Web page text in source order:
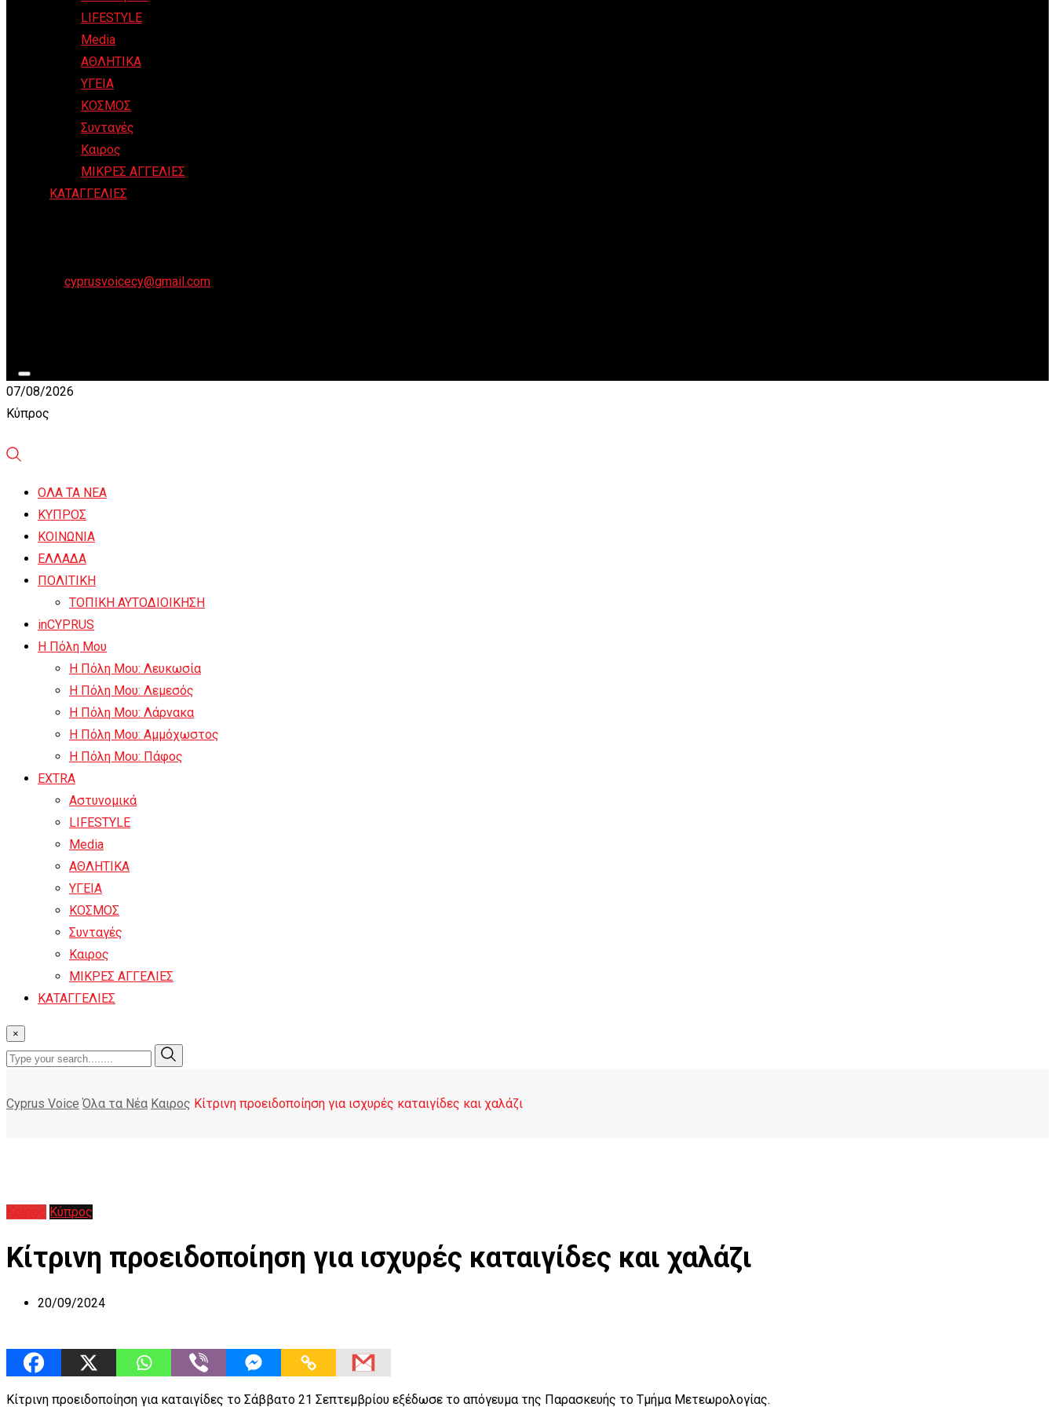
LIFESTYLE
Media
ΑΘΛΗΤΙΚΑ
ΥΓΕΙΑ
ΚΟΣΜΟΣ
Συνταγές
Καιρος
ΜΙΚΡΕΣ ΑΓΓΕΛΙΕΣ
ΚΑΤΑΓΓΕΛΙΕΣ
cyprusvoicecy@gmail.com
07/08/2026
Κύπρος
ΟΛΑ ΤΑ ΝΕΑ
ΚΥΠΡΟΣ
ΚΟΙΝΩΝΙΑ
ΕΛΛΑΔΑ
ΠΟΛΙΤΙΚΗ
ΤΟΠΙΚΗ ΑΥΤΟΔΙΟΙΚΗΣΗ
inCYPRUS
Η Πόλη Μου
Η Πόλη Μου: Λευκωσία
Η Πόλη Μου: Λεμεσός
Η Πόλη Μου: Λάρνακα
Η Πόλη Μου: Αμμόχωστος
Η Πόλη Μου: Πάφος
EXTRA
Αστυνομικά
LIFESTYLE
Media
ΑΘΛΗΤΙΚΑ
ΥΓΕΙΑ
ΚΟΣΜΟΣ
Συνταγές
Καιρος
ΜΙΚΡΕΣ ΑΓΓΕΛΙΕΣ
ΚΑΤΑΓΓΕΛΙΕΣ
×
Cyprus Voice Όλα τα Νέα Καιρος Κίτρινη προειδοποίηση για ισχυρές καταιγίδες και χαλάζι
Καιρος Κύπρος
Κίτρινη προειδοποίηση για ισχυρές καταιγίδες και χαλάζι
20/09/2024
Κίτρινη προειδοποίηση για καταιγίδες το Σάββατο 21 Σεπτεμβρίου εξέδωσε το απόγευμα της Παρασκευής το Τμήμα Μετεωρολογίας.